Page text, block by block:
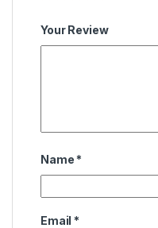
Your Review
Name *
Email *